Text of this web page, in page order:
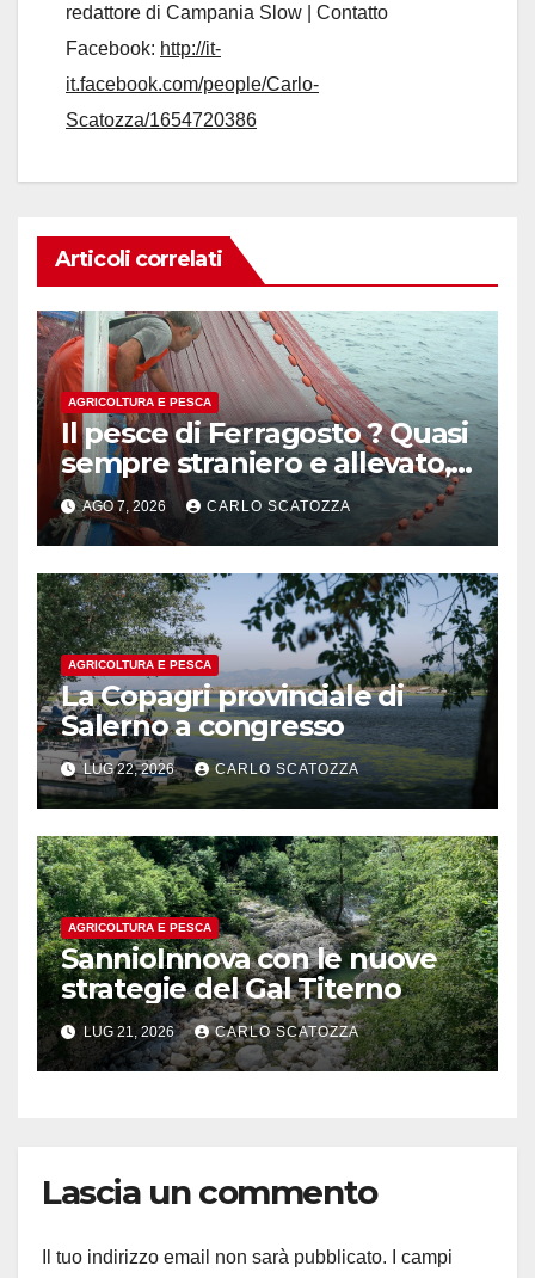
redattore di Campania Slow | Contatto
Facebook: http://it-
it.facebook.com/people/Carlo-
Scatozza/1654720386
Articoli correlati
AGRICOLTURA E PESCA
Il pesce di Ferragosto ? Quasi
sempre straniero e allevato,
in sofferenza
AGO 7, 2026 CARLO SCATOZZA
AGRICOLTURA E PESCA
La Copagri provinciale di
Salerno a congresso
LUG 22, 2026 CARLO SCATOZZA
AGRICOLTURA E PESCA
SannioInnova con le nuove
strategie del Gal Titerno
LUG 21, 2026 CARLO SCATOZZA
Lascia un commento
Il tuo indirizzo email non sarà pubblicato.
I campi